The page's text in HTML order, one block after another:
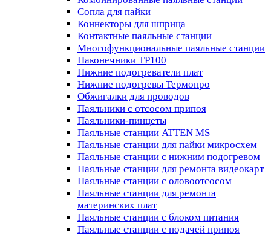
Сопла для пайки
Коннекторы для шприца
Контактные паяльные станции
Многофункциональные паяльные станции
Наконечники TP100
Нижние подогреватели плат
Нижние подогревы Термопро
Обжигалки для проводов
Паяльники с отсосом припоя
Паяльники-пинцеты
Паяльные станции ATTEN MS
Паяльные станции для пайки микросхем
Паяльные станции с нижним подогревом
Паяльные станции для ремонта видеокарт
Паяльные станции с оловоотсосом
Паяльные станции для ремонта
материнских плат
Паяльные станции с блоком питания
Паяльные станции с подачей припоя